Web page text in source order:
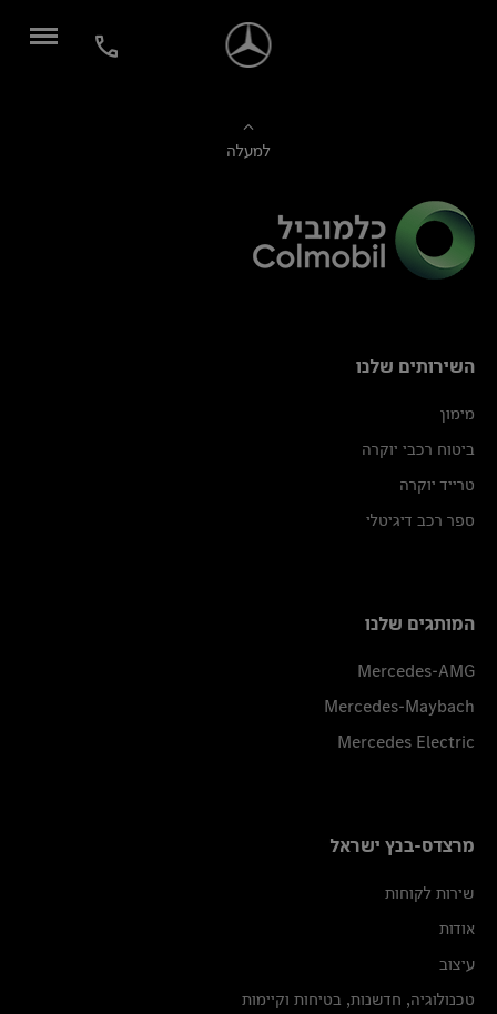
למעלה
השירותים שלנו
מימון
ביטוח רכבי יוקרה
טרייד יוקרה
ספר רכב דיגיטלי
המותגים שלנו
Mercedes-AMG
Mercedes-Maybach
Mercedes Electric
מרצדס-בנץ ישראל
שירות לקוחות
אודות
עיצוב
טכנולוגיה, חדשנות, בטיחות וקיימות